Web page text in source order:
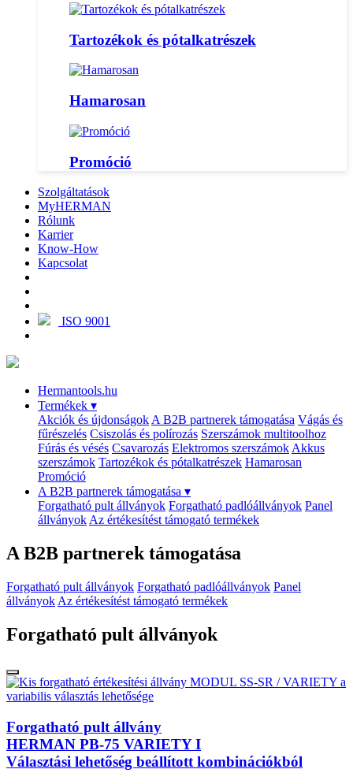
Tartozékok és pótalkatrészek
Hamarosan
Promóció
Szolgáltatások
MyHERMAN
Rólunk
Karrier
Know-How
Kapcsolat
ISO 9001
Hermantools.hu
Termékek ▾
Akciók és újdonságok A B2B partnerek támogatása Vágás és
fűrészelés Csiszolás és polírozás Szerszámok multitoolhoz
Fúrás és vésés Csavarozás Elektromos szerszámok Akkus
szerszámok Tartozékok és pótalkatrészek Hamarosan
Promóció
A B2B partnerek támogatása ▾
Forgatható pult állványok Forgatható padlóállványok Panel
állványok Az értékesítést támogató termékek
A B2B partnerek támogatása
Forgatható pult állványok Forgatható padlóállványok Panel
állványok Az értékesítést támogató termékek
Forgatható pult állványok
Forgatható pult állvány
HERMAN PB-75 VARIETY I
Választási lehetőség beállított kombinációkból